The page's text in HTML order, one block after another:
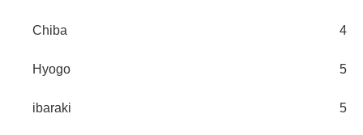
Chiba 4
Hyogo 5
ibaraki 5